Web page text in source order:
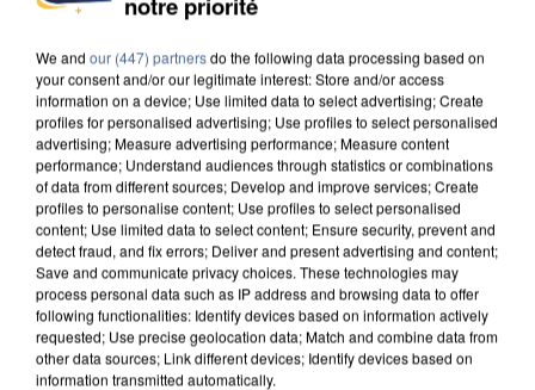
DE SOLIDARITÉ AVEC LES...
We and our (447) partnersdo the following data processing based on
your consent and/or our legitimate interest: Store and/or access
information on a device; Use limited data to select advertising; Create
profiles for personalised advertising; Use profiles to select personalised
advertising; Measure advertising performance; Measure content
performance; Understand audiences through statistics or combinations
of data from different sources; Develop and improve services; Create
profiles to personalise content; Use profiles to select personalised
content; Use limited data to select content; Ensure security, prevent and
detect fraud, and fix errors; Deliver and present advertising and content;
Save and communicate privacy choices. These technologies may
process personal data such as IP address and browsing data to offer
following functionalities: Identify devices based on information actively
requested; Use precise geolocation data; Match and combine data from
other data sources; Link different devices; Identify devices based on
information transmitted automatically.